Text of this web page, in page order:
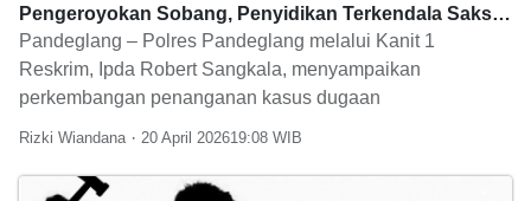
Pengeroyokan Sobang, Penyidikan Terkendala Saksi
dan Tersangka Tak Kooperatif
Pandeglang – Polres Pandeglang melalui Kanit 1
Reskrim, Ipda Robert Sangkala, menyampaikan
perkembangan penanganan kasus dugaan
Rizki Wiandana 20 April 202619:08